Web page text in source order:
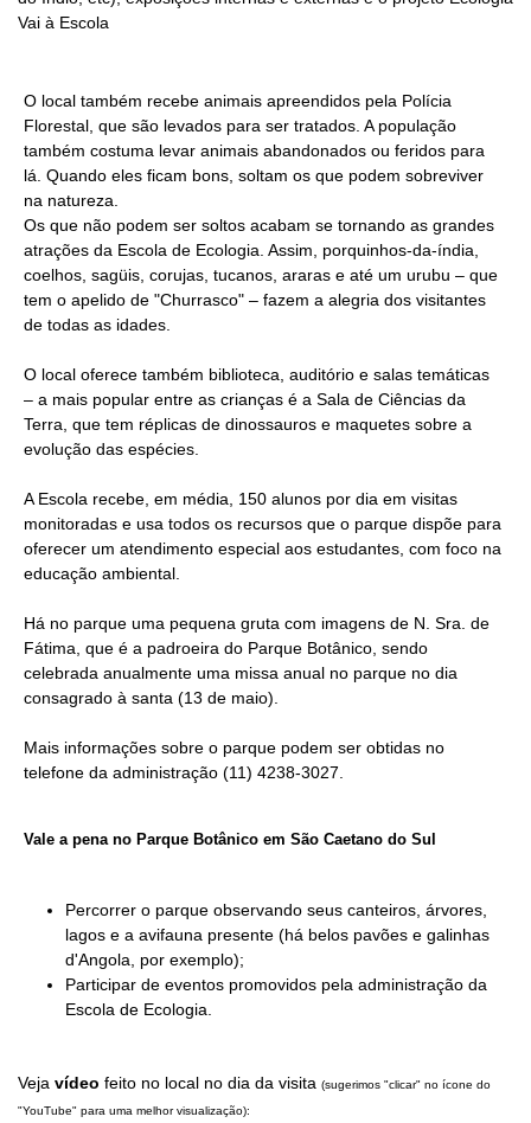
Vai à Escola
O local também recebe animais apreendidos pela Polícia
Florestal, que são levados para ser tratados. A população
também costuma levar animais abandonados ou feridos para
lá. Quando eles ficam bons, soltam os que podem sobreviver
na natureza.
Os que não podem ser soltos acabam se tornando as grandes
atrações da Escola de Ecologia. Assim, porquinhos-da-índia,
coelhos, sagüis, corujas, tucanos, araras e até um urubu – que
tem o apelido de "Churrasco" – fazem a alegria dos visitantes
de todas as idades.
O local oferece também biblioteca, auditório e salas temáticas
– a mais popular entre as crianças é a Sala de Ciências da
Terra, que tem réplicas de dinossauros e maquetes sobre a
evolução das espécies.
A Escola recebe, em média, 150 alunos por dia em visitas
monitoradas e usa todos os recursos que o parque dispõe para
oferecer um atendimento especial aos estudantes, com foco na
educação ambiental.
Há no parque uma pequena gruta com imagens de N. Sra. de
Fátima, que é a padroeira do Parque Botânico, sendo
celebrada anualmente uma missa anual no parque no dia
consagrado à santa (13 de maio).
Mais informações sobre o parque podem ser obtidas no
telefone da administração (11) 4238-3027
Vale a pena no Parque Botânico em São Caetano do Sul
Percorrer o parque observando seus canteiros, árvores,
lagos e a avifauna presente (há belos pavões e galinhas
d'Angola, por exemplo);
Participar de eventos promovidos pela administração da
Escola de Ecologia.
Veja vídeo feito no local no dia da visita (sugerimos "clicar" no ícone do
"YouTube" para uma melhor visualização):